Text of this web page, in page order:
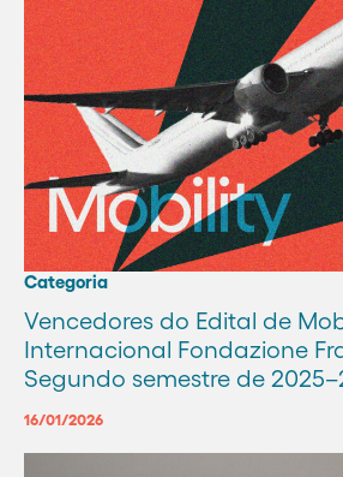
Categoria
Vencedores do Edital de
Internacional Fondazione
Segundo semestre de
16/01/2026